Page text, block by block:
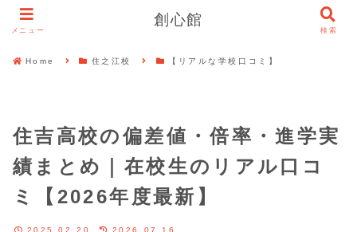
Home 住之江校 【リアルな学校口コミ】
住吉高校の偏差値・倍率・進学実
績まとめ｜在校生のリアル口コ
ミ【2026年度最新】
2025.02.20 2026.07.16
メニュー
創心館
検索